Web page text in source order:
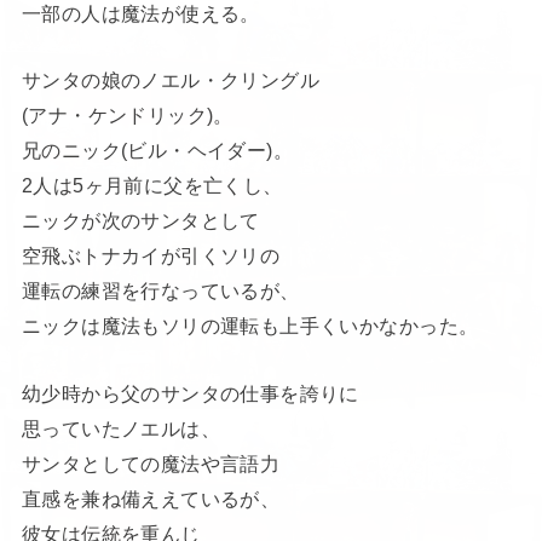
一部の人は魔法が使える。
サンタの娘のノエル・クリングル
(アナ・ケンドリック)。
兄のニック(ビル・ヘイダー)。
2人は5ヶ月前に父を亡くし、
ニックが次のサンタとして
空飛ぶトナカイが引くソリの
運転の練習を行なっているが、
ニックは魔法もソリの運転も上手くいかなかった。
幼少時から父のサンタの仕事を誇りに
思っていたノエルは、
サンタとしての魔法や言語力
直感を兼ね備ええているが、
彼女は伝統を重んじ